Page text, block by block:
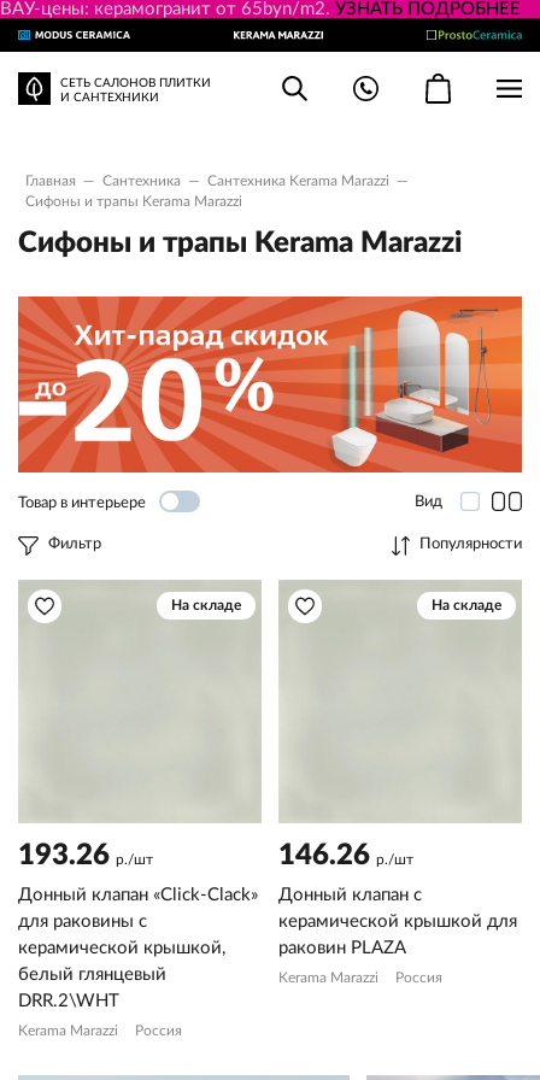
ВАУ-цены: керамогранит от 65byn/m2. УЗНАТЬ ПОДРОБНЕЕ
СЕТЬ САЛОНОВ ПЛИТКИ
И САНТЕХНИКИ
Главная — Сантехника — Сантехника Kerama Marazzi
—
Сифоны и трапы Kerama Marazzi
Сифоны и трапы Kerama Marazzi
Популярности
Товар в интерьере Вид
Фильтр
На складе
193.26 р./шт
Донный клапан «Click-Clack»
для раковины с
керамической крышкой,
белый глянцевый
DRR.2\WHT
Kerama Marazzi Россия
На складе
146.26 р./шт
Донный клапан с
керамической крышкой для
раковин PLAZA
Kerama Marazzi Россия